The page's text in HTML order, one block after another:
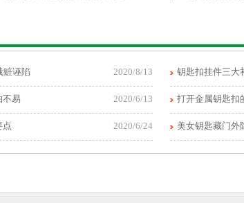
赃诬陷 2020/8/13 钥匙扣挂件三大
不易 2020/6/13 打开金属钥匙扣
点 2020/6/24 美女钥匙藏门外